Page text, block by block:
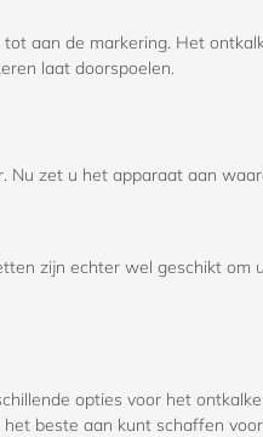
aan de markering. Het
laat doorspoelen.
zet u het apparaat aan
zijn echter wel geschikt om
opties voor het
beste aan kunt schaffen